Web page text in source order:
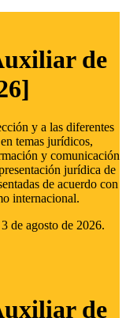
de
y a las diferentes
temas jurídicos,
y comunicación
jurídica de
de acuerdo con
internacional.
3 de agosto de 2026.
de